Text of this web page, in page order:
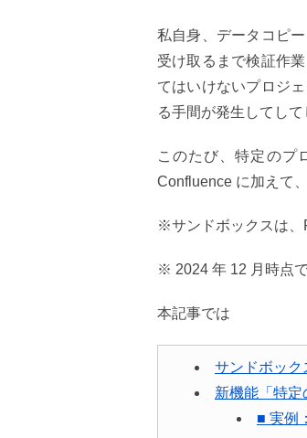
私自身、データコピ
受け取るまで検証作
てはいけないプロジ
る手間が発生してして
このたび、特定のプ
Confluence に加えて
※サンドボックスは、
※ 2024 年 12 月時点
本記事では
サンドボック
新機能「特
■ 実例